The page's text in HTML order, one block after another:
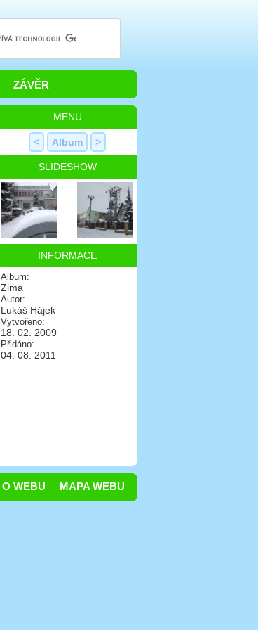
ZÁVĚR
MENU
< Album >
SLIDESHOW
INFORMACE
Album:
Zima
Autor:
Lukáš Hájek
Vytvořeno:
18. 02. 2009
Přidáno:
04. 08. 2011
MAPA WEBU
O WEBU